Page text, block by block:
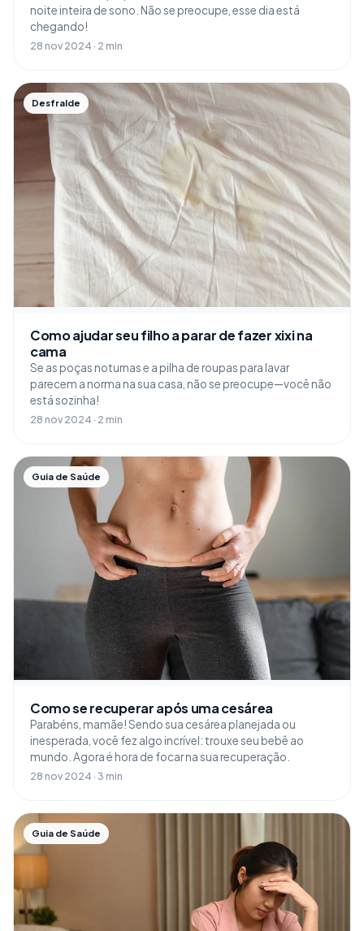
noite inteira de sono. Não se preocupe, esse dia está
chegando!
28 nov 2024 · 2 min
Desfralde
Como ajudar seu filho a parar de fazer xixi na
cama
Se as poças noturnas e a pilha de roupas para lavar
parecem a norma na sua casa, não se preocupe—você não
está sozinha!
28 nov 2024 · 2 min
Guia de Saúde
Como se recuperar após uma cesárea
Parabéns, mamãe! Sendo sua cesárea planejada ou
inesperada, você fez algo incrível: trouxe seu bebê ao
mundo. Agora é hora de focar na sua recuperação.
28 nov 2024 · 3 min
Guia de Saúde